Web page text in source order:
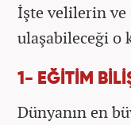
İşte velilerin
ulaşabileceği o
1- EĞİTİM
Dünyanın en